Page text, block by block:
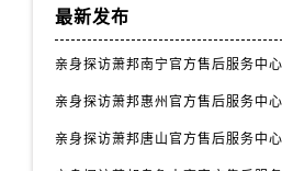
最新发布